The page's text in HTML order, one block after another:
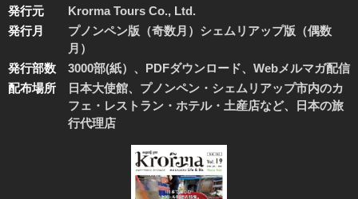
発行元
Krorma Tours Co., Ltd.
発行月
プノンペン版（奇数月）シェムリアップ版（偶数
月）
発行部数
3000部(紙）、PDFダウンロード、Webメルマガ配信
配布場所
日本大使館、プノンペン・シェムリアップ市内のカ
フェ・レストラン・ホテル・土産店など、日本の旅
行代理店